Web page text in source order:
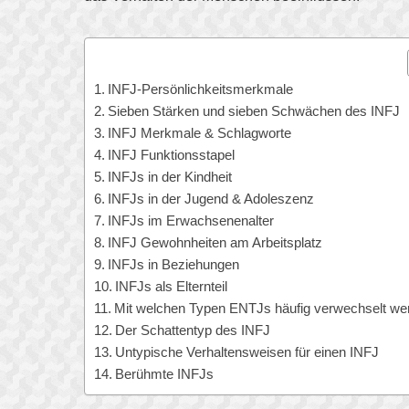
INFJ-Persönlichkeitsmerkmale
Sieben Stärken und sieben Schwächen des INFJ
INFJ Merkmale & Schlagworte
INFJ Funktionsstapel
INFJs in der Kindheit
INFJs in der Jugend & Adoleszenz
INFJs im Erwachsenenalter
INFJ Gewohnheiten am Arbeitsplatz
INFJs in Beziehungen
INFJs als Elternteil
Mit welchen Typen ENTJs häufig verwechselt
Der Schattentyp des INFJ
Untypische Verhaltensweisen für einen INFJ
Berühmte INFJs